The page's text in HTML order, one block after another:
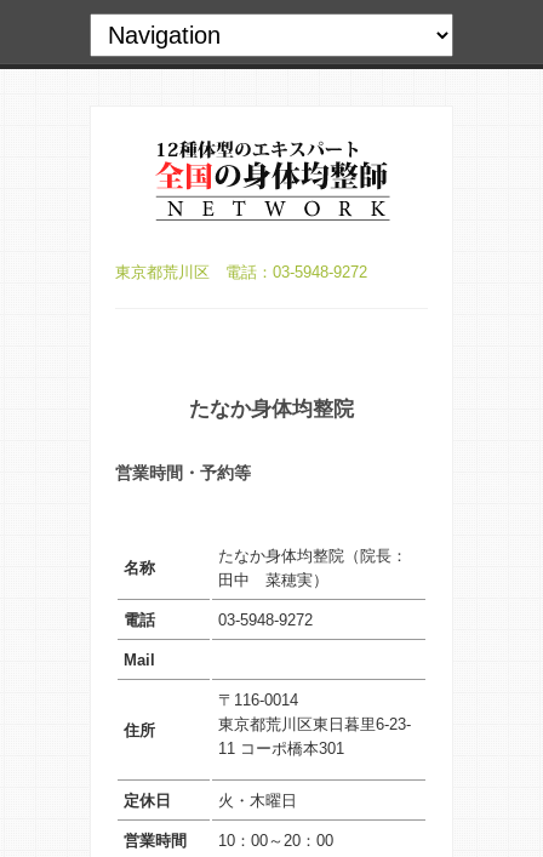
東京都荒川区 電話：03-5948-9272
たなか身体均整院
営業時間・予約等
名称
たなか身体均整院（院長：
田中 菜穂実）
電話 03-5948-9272
Mail
住所
〒116-0014
東京都荒川区東日暮里6-23-
11 コーポ橋本301
定休日 火・木曜日
営業時間 10：00～20：00